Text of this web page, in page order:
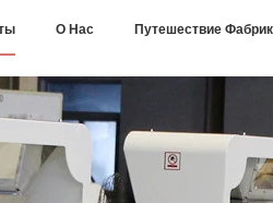
О Нас Путешествие